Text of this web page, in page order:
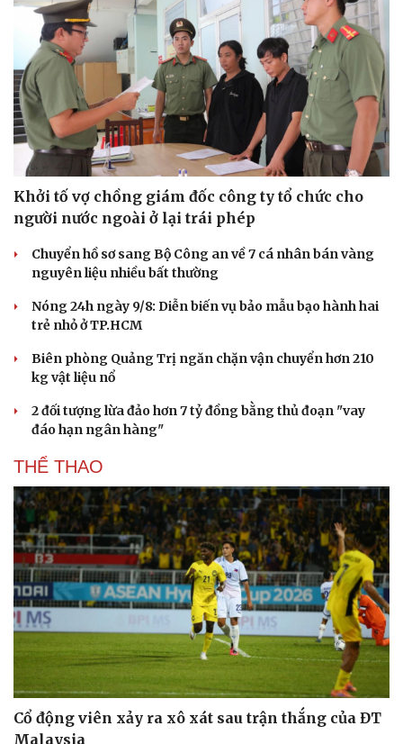
Văn hóa
Sân khấu - Điện ảnh
Văn học
Âm nhạc
Di sản
Giải trí
Nghệ sĩ
Thời trang
Khởi tố vợ chồng giám đốc công ty tổ chức cho
người nước ngoài ở lại trái phép
Chuyển hồ sơ sang Bộ Công an về 7 cá nhân bán vàng
nguyên liệu nhiều bất thường
Nóng 24h ngày 9/8: Diễn biến vụ bảo mẫu bạo hành hai
trẻ nhỏ ở TP.HCM
Biên phòng Quảng Trị ngăn chặn vận chuyển hơn 210
kg vật liệu nổ
2 đối tượng lừa đảo hơn 7 tỷ đồng bằng thủ đoạn "vay
đáo hạn ngân hàng"
THỂ THAO
Cổ động viên xảy ra xô xát sau trận thắng của ĐT
Malaysia